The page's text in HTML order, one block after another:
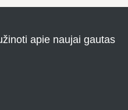
apie naujai gautas